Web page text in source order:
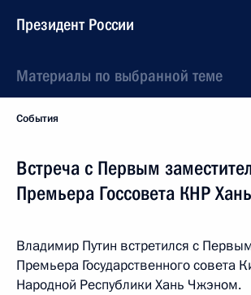
Президент России
Материалы по выбранной теме
События
Встреча с Первым
Премьера Госсовета КНР
Владимир Путин встретился с
Премьера Государственного совета
Народной Республики Хань Чжэном.